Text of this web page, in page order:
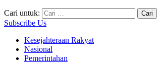
Cari untuk:
Subscribe Us
Kesejahteraan Rakyat
Nasional
Pemerintahan